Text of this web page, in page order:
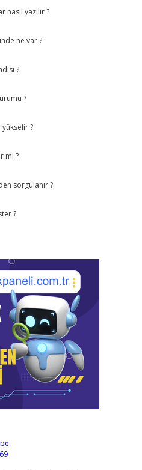
yazılır ?
ne var ?
?
?
?
mi ?
sorgulanır ?
?